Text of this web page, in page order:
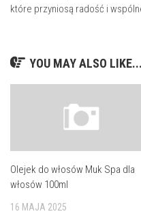
które przyniosą radość i
YOU MAY ALSO LIKE...
Olejek do włosów Muk Spa dla
włosów 100ml
16 MAJA 2025